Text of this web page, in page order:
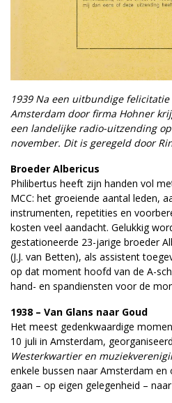
1939 Na een uitbundige
Amsterdam door firma Hohner
een landelijke radio-uitzending
november. Dit is geregeld door
Broeder Albericus
Philibertus heeft zijn handen vol
MCC: het groeiende aantal leden,
instrumenten, repetities en
kosten veel aandacht. Gelukkig
gestationeerde 23-jarige broeder
(J.J. van Betten), als assistent
op dat moment hoofd van de A-
hand- en spandiensten voor de
1938 – Van Glans naar Goud
Het meest gedenkwaardige
10 juli in Amsterdam,
Westerkwartier en
enkele bussen naar Amsterdam
gaan – op eigen gelegenheid –